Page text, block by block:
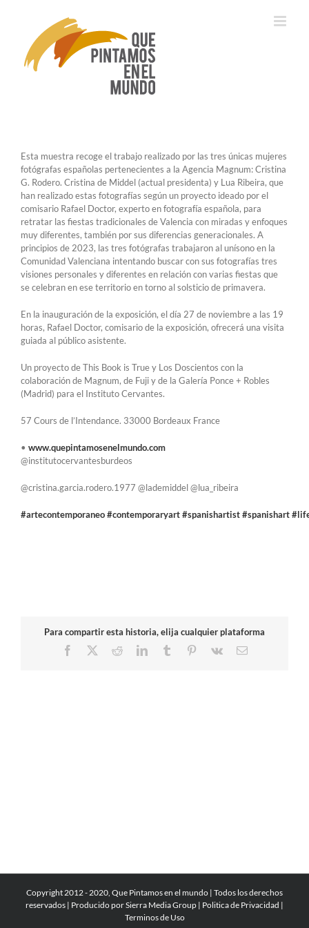
Esta muestra recoge el trabajo realizado por las tres únicas mujeres
fotógrafas españolas pertenecientes a la Agencia Magnum: Cristina
G. Rodero. Cristina de Middel (actual presidenta) y Lua Ribeira, que
han realizado estas fotografías según un proyecto ideado por el
comisario Rafael Doctor, experto en fotografía española, para
retratar las fiestas tradicionales de Valencia con miradas y enfoques
muy diferentes, también por sus diferencias generacionales. A
principios de 2023, las tres fotógrafas trabajaron al unísono en la
Comunidad Valenciana intentando buscar con sus fotografías tres
visiones personales y diferentes en relación con varias fiestas que
se celebran en ese territorio en torno al solsticio de primavera.
En la inauguración de la exposición, el día 27 de noviembre a las 19
horas, Rafael Doctor, comisario de la exposición, ofrecerá una visita
guiada al público asistente.
Un proyecto de This Book is True y Los Doscientos con la
colaboración de Magnum, de Fuji y de la Galería Ponce + Robles
(Madrid) para el Instituto Cervantes.
57 Cours de l’Intendance. 33000 Bordeaux France
• www.quepintamosenelmundo.com
@institutocervantesburdeos
@cristina.garcia.rodero.1977 @lademiddel @lua_ribeira
#artecontemporaneo#contemporaryart#spanishartist#spanishart
Para compartir esta historia, elija cualquier plataforma
Facebook
RedditLinkedInTumblr Pinterest
Vk
Correo
Copyright 2012 - 2020, Que Pintamos en el mundo | Todos los derechos
reservados | Producido porSierra Media Group | Politica de Privacidad |
Terminos de Uso